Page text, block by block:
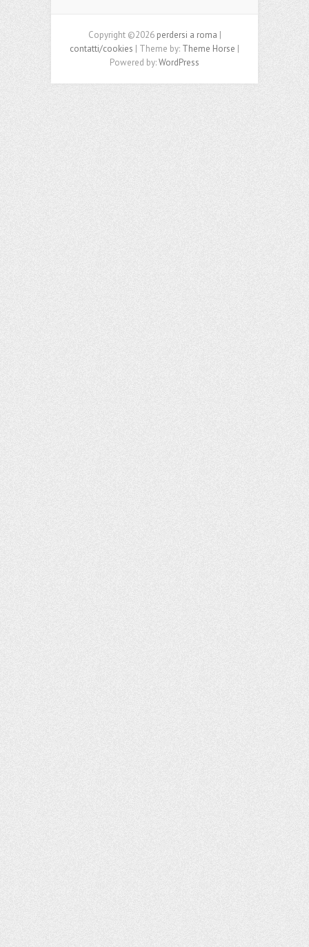
Copyright ©2026 perdersi a roma |
contatti/cookies | Theme by: Theme Horse |
Powered by:WordPress